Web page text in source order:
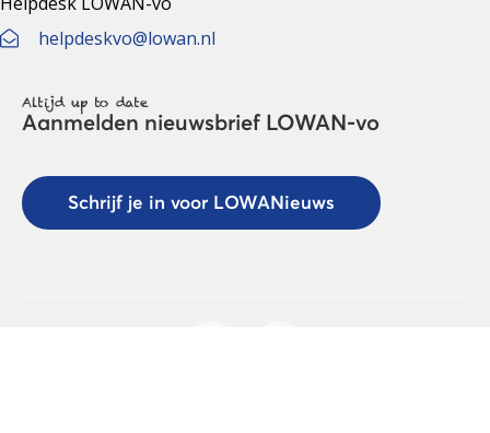
helpdeskvo@lowan.nl
Altijd up to date
Aanmelden nieuwsbrief LOWAN-vo
Schrijf je in voor LOWANieuws